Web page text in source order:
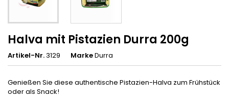
Halva mit Pistazien Durra 200g
Artikel-Nr.3129 MarkeDurra
Genießen Sie diese authentische Pistazien-Halva zum Frühstück
oder als Snack!